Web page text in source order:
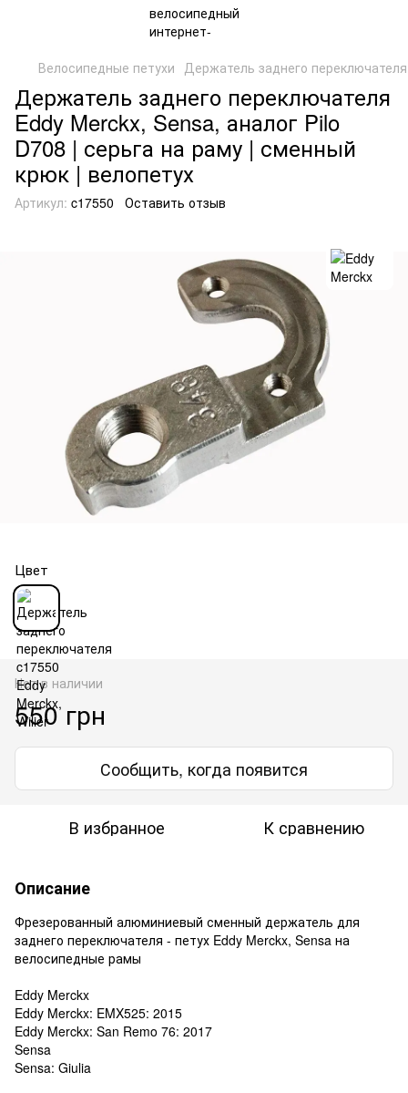
Велосипедные петухи Держатель заднего
Держатель заднего переключателя
Eddy Merckx, Sensa, аналог Pilo
D708 | серьга на раму | сменный
крюк | велопетух
Артикул: c17550 Оставить отзыв
Цвет
Нет в наличии
550 грн
Сообщить, когда появится
В избранное К сравнению
Описание
Фрезерованный алюминиевый сменный держатель для
заднего переключателя - петух Eddy Merckx, Sensa на
велосипедные рамы
Eddy Merckx
Eddy Merckx: EMX525: 2015
Eddy Merckx: San Remo 76: 2017
Sensa
Sensa: Giulia